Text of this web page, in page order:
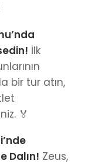
İlk
bir tur atın,
🏅
Dalın! Zeus,